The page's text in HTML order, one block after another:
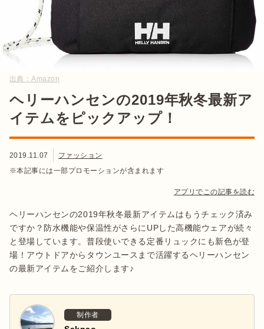
出典：Amazon
ヘリーハンセンの2019年秋冬最新ア
イテムをピックアップ！
2019.11.07
ファッション
※本記事には一部プロモーションが含まれます
アプリでこの記事を読む
ヘリーハンセンの2019年秋冬最新アイテムはもうチェック済み
ですか？防水機能や保温性がさらにUPした高機能ウェアが続々
と登場しています。普段使いできる定番リュックにも新色が登
場！アウトドアからタウンユースまで活躍するヘリーハンセン
の最新アイテムをご紹介します♪
制作者